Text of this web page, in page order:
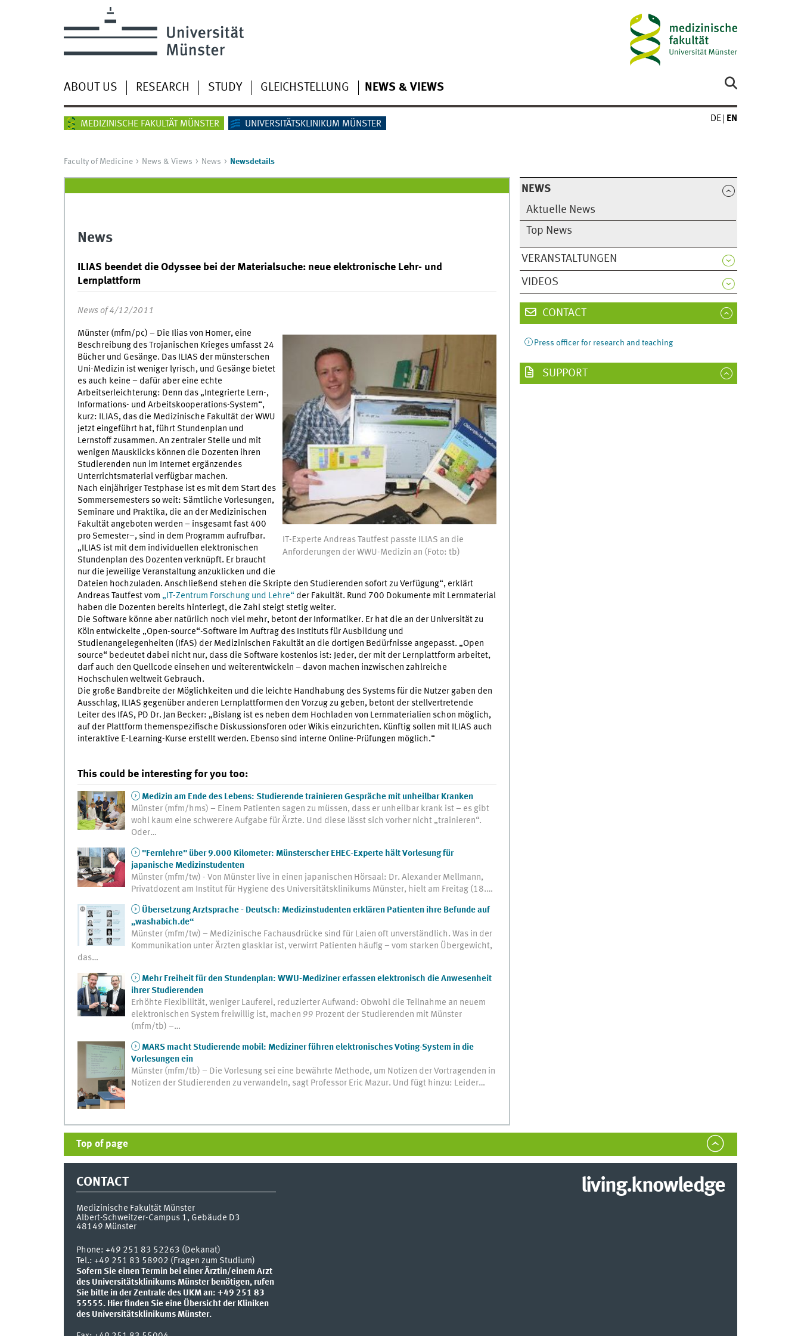
ABOUT US RESEARCH STUDY GLEICHSTELLUNG NEWS & VIEWS
MEDIZINISCHE FAKULTÄT MÜNSTER UNIVERSITÄTSKLINIKUM MÜNSTER
DE EN
Faculty of Medicine News & Views News Newsdetails
NEWS
Aktuelle News
Top News
VERANSTALTUNGEN
VIDEOS
News
ILIAS beendet die Odyssee bei der Materialsuche: neue elektronische Lehr- und
Lernplattform
News of 4/12/2011
IT-Experte Andreas Tautfest passte ILIAS an die
Anforderungen der WWU-Medizin an (Foto: tb)
Münster (mfm/pc) – Die Ilias von Homer, eine
Beschreibung des Trojanischen Krieges umfasst 24
Bücher und Gesänge. Das ILIAS der münsterschen
Uni-Medizin ist weniger lyrisch, und Gesänge bietet
es auch keine – dafür aber eine echte
Arbeitserleichterung: Denn das „Integrierte Lern-,
Informations- und Arbeitskooperations-System“,
kurz: ILIAS, das die Medizinische Fakultät der WWU
jetzt eingeführt hat, führt Stundenplan und
Lernstoff zusammen. An zentraler Stelle und mit
wenigen Mausklicks können die Dozenten ihren
Studierenden nun im Internet ergänzendes
Unterrichtsmaterial verfügbar machen.
Nach einjähriger Testphase ist es mit dem Start des
Sommersemesters so weit: Sämtliche Vorlesungen,
Seminare und Praktika, die an der Medizinischen
Fakultät angeboten werden – insgesamt fast 400
pro Semester–, sind in dem Programm aufrufbar.
„ILIAS ist mit dem individuellen elektronischen
Stundenplan des Dozenten verknüpft. Er braucht
nur die jeweilige Veranstaltung anzuklicken und die
Dateien hochzuladen. Anschließend stehen die Skripte den Studierenden sofort zu Verfügung“, erklärt
Andreas Tautfest vom „IT-Zentrum Forschung und Lehre“ der Fakultät. Rund 700 Dokumente mit Lernmaterial
haben die Dozenten bereits hinterlegt, die Zahl steigt stetig weiter.
Die Software könne aber natürlich noch viel mehr, betont der Informatiker. Er hat die an der Universität zu
Köln entwickelte „Open-source“-Software im Auftrag des Instituts für Ausbildung und
Studienangelegenheiten (IfAS) der Medizinischen Fakultät an die dortigen Bedürfnisse angepasst. „Open
source“ bedeutet dabei nicht nur, dass die Software kostenlos ist: Jeder, der mit der Lernplattform arbeitet,
darf auch den Quellcode einsehen und weiterentwickeln – davon machen inzwischen zahlreiche
Hochschulen weltweit Gebrauch.
Die große Bandbreite der Möglichkeiten und die leichte Handhabung des Systems für die Nutzer gaben den
Ausschlag, ILIAS gegenüber anderen Lernplattformen den Vorzug zu geben, betont der stellvertretende
Leiter des IfAS, PD Dr. Jan Becker: „Bislang ist es neben dem Hochladen von Lernmaterialien schon möglich,
auf der Plattform themenspezifische Diskussionsforen oder Wikis einzurichten. Künftig sollen mit ILIAS auch
interaktive E-Learning-Kurse erstellt werden. Ebenso sind interne Online-Prüfungen möglich.“
This could be interesting for you too:
Medizin am Ende des Lebens: Studierende trainieren Gespräche mit unheilbar Kranken
Münster (mfm/hms) – Einem Patienten sagen zu müssen, dass er unheilbar krank ist – es gibt
wohl kaum eine schwerere Aufgabe für Ärzte. Und diese lässt sich vorher nicht „trainieren“.
Oder…
"Fernlehre" über 9.000 Kilometer: Münsterscher EHEC-Experte hält Vorlesung für
japanische Medizinstudenten
Münster (mfm/tw) - Von Münster live in einen japanischen Hörsaal: Dr. Alexander Mellmann,
Privatdozent am Institut für Hygiene des Universitätsklinikums Münster, hielt am Freitag (18.…
Übersetzung Arztsprache - Deutsch: Medizinstudenten erklären Patienten ihre Befunde auf
„washabich.de“
Münster (mfm/tw) – Medizinische Fachausdrücke sind für Laien oft unverständlich. Was in der
Kommunikation unter Ärzten glasklar ist, verwirrt Patienten häufig – vom starken Übergewicht,
das…
Mehr Freiheit für den Stundenplan: WWU-Mediziner erfassen elektronisch die Anwesenheit
ihrer Studierenden
Erhöhte Flexibilität, weniger Lauferei, reduzierter Aufwand: Obwohl die Teilnahme an neuem
elektronischen System freiwillig ist, machen 99 Prozent der Studierenden mit Münster
(mfm/tb) –…
MARS macht Studierende mobil: Mediziner führen elektronisches Voting-System in die
Vorlesungen ein
Münster (mfm/tb) – Die Vorlesung sei eine bewährte Methode, um Notizen der Vortragenden in
Notizen der Studierenden zu verwandeln, sagt Professor Eric Mazur. Und fügt hinzu: Leider…
CONTACT
Press officer for research and teaching
SUPPORT
Top of page
CONTACT
Medizinische Fakultät Münster
Albert-Schweitzer-Campus 1, Gebäude D3
48149 Münster
Phone: +49 251 83 52263 (Dekanat)
Tel.: +49 251 83 58902 (Fragen zum Studium)
Sofern Sie einen Termin bei einer Ärztin/einem Arzt
des Universitätsklinikums Münster benötigen, rufen
Sie bitte in der Zentrale des UKM an: +49 251 83
55555. Hier finden Sie eine Übersicht der Kliniken
des Universitätsklinikums Münster.
living.knowledge